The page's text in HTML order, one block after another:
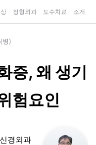
정형외과 도수치료 소개
병)
증, 왜 생기
험요인
경외과